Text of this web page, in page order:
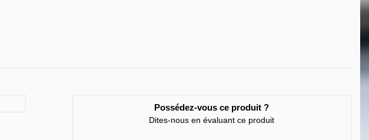
Possédez-vous ce produit ?
Dites-nous en évaluant ce produit